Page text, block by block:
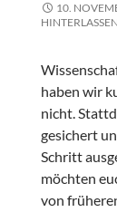
10.
HINTERLASSEN
haben wir
nicht.
gesichert
Schritt
möchten
von